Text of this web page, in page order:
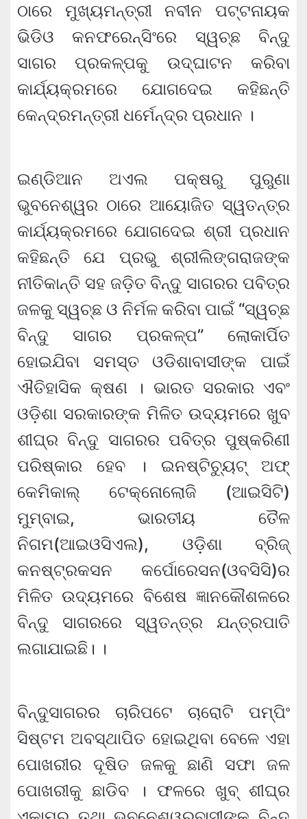
ଠାରେ ମୁଖ୍ୟମନ୍ତ୍ରୀ ନବୀନ ପଟ୍ଟନାୟକ
ଭିଡିଓ କନଫରେନ୍ସିଂରେ ସ୍ୱଚ୍ଛ ବିନ୍ଦୁ
ସାଗର ପ୍ରକଳ୍ପକୁ ଉଦ୍‌ଘାଟନ କରିବା
କାର୍ଯ୍ୟକ୍ରମରେ ଯୋଗଦେଇ କହିଛନ୍ତି
କେନ୍ଦ୍ରମନ୍ତ୍ରୀ ଧର୍ମେନ୍ଦ୍ର ପ୍ରଧାନ ।
ଇଣ୍ଡିଆନ ଅଏଲ ପକ୍ଷରୁ ପୁରୁଣା
ଭୁବନେଶ୍ୱର ଠାରେ ଆୟୋଜିତ ସ୍ୱତନ୍ତ୍ର
କାର୍ଯ୍ୟକ୍ରମରେ ଯୋଗଦେଇ ଶ୍ରୀ ପ୍ରଧାନ
କହିଛନ୍ତି ଯେ ପ୍ରଭୁ ଶ୍ରୀଲିଙ୍ଗରାଜଙ୍କ
ନୀତିକାନ୍ତି ସହ ଜଡ଼ିତ ବିନ୍ଦୁ ସାଗରର ପବିତ୍ର
ଜଳକୁ ସ୍ୱଚ୍ଛ ଓ ନିର୍ମଳ କରିବା ପାଇଁ “ସ୍ୱଚ୍ଛ
ବିନ୍ଦୁ ସାଗର ପ୍ରକଳ୍ପ” ଲୋକାର୍ପିତ
ହୋଇଯିବା ସମସ୍ତ ଓଡିଶାବାସୀଙ୍କ ପାଇଁ
ଐତିହାସିକ କ୍ଷଣ । ଭାରତ ସରକାର ଏବଂ
ଓଡ଼ିଶା ସରକାରଙ୍କ ମିଳିତ ଉଦ୍ୟମରେ ଖୁବ
ଶୀଘ୍ର ବିନ୍ଦୁ ସାଗରର ପବିତ୍ର ପୁଷ୍କରିଣୀ
ପରିଷ୍କାର ହେବ । ଇନଷ୍ଟିଚ୍ୟୁଟ୍ ଅଫ୍
କେମିକାଲ୍ ଟେକ୍ନୋଲୋଜି (ଆଇସିଟି)
ମୁମ୍ବାଇ, ଭାରତୀୟ ତୈଳ
ନିଗମ(ଆଇଓସିଏଲ), ଓଡ଼ିଶା ବ୍ରିଜ୍
କନଷ୍ଟ୍ରକସନ କର୍ପୋରେସନ(ଓବସିସି)ର
ମିଳିତ ଉଦ୍ୟମରେ ବିଶେଷ ଜ୍ଞାନକୌଶଳରେ
ବିନ୍ଦୁ ସାଗରରେ ସ୍ୱତନ୍ତ୍ର ଯନ୍ତ୍ରପାତି
ଲଗାଯାଇଛି। ।
ବିନ୍ଦୁସାଗରର ଚାରିପଟେ ଚାରୋଟି ପମ୍ପିଂ
ସିଷ୍ଟମ ଅବସ୍ଥାପିତ ହୋଇଥିବା ବେଳେ ଏହା
ପୋଖରୀର ଦୂଷିତ ଜଳକୁ ଛାଣି ସଫା ଜଳ
ପୋଖରୀକୁ ଛାଡିବ । ଫଳରେ ଖୁବ୍ ଶୀଘ୍ର